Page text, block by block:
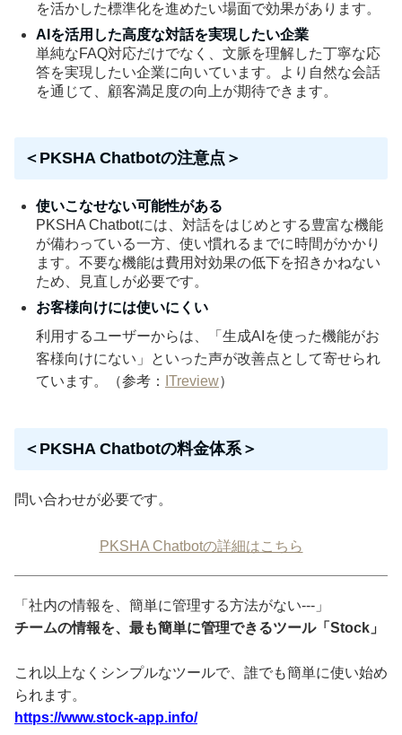
を活かした標準化を進めたい場面で効果があります。
AIを活用した高度な対話を実現したい企業
単純なFAQ対応だけでなく、文脈を理解した丁寧な応
答を実現したい企業に向いています。より自然な会話
を通じて、顧客満足度の向上が期待できます。
＜PKSHA Chatbotの注意点＞
使いこなせない可能性がある
PKSHA Chatbotには、対話をはじめとする豊富な機能
が備わっている一方、使い慣れるまでに時間がかかり
ます。不要な機能は費用対効果の低下を招きかねない
ため、見直しが必要です。
お客様向けには使いにくい
利用するユーザーからは、「生成AIを使った機能がお
客様向けにない」といった声が改善点として寄せられ
ています。（参考：
ITreview）
＜PKSHA Chatbotの料金体系＞
問い合わせが必要です。
PKSHA Chatbotの詳細はこちら
「社内の情報を、簡単に管理する方法がない---」
チームの情報を、最も簡単に管理できるツール「Stock」
これ以上なくシンプルなツールで、誰でも簡単に使い始め
られます。
https://www.stock-app.info/